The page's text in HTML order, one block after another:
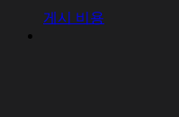
게시 비용